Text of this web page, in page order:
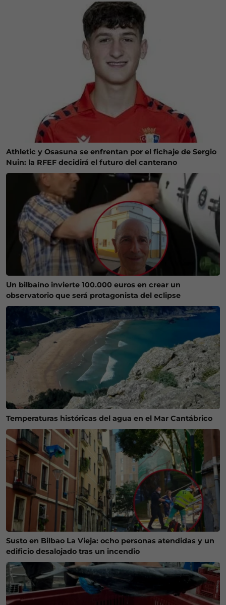
Athletic y Osasuna se enfrentan por el fichaje de Sergio
Nuin: la RFEF decidirá el futuro del canterano
Un bilbaíno invierte 100.000 euros en crear un
observatorio que será protagonista del eclipse
Temperaturas históricas del agua en el Mar Cantábrico
Susto en Bilbao La Vieja: ocho personas atendidas y un
edificio desalojado tras un incendio